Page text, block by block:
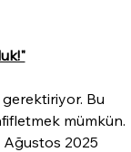
Bu
mümkün.
2025